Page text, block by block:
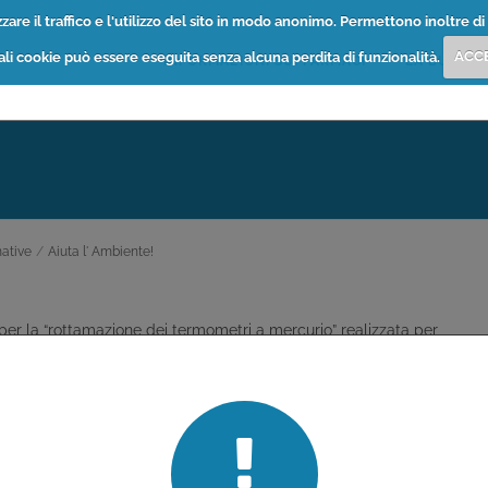
il traffico e l'utilizzo del sito in modo anonimo. Permettono inoltre
cookie può essere eseguita senza alcuna perdita di funzionalità.
INFORMAZIONI SUI FARMACI LA
/ Aiuta l' Ambiente!
la “rottamazione dei termometri a mercurio” realizzata per
non più commercializzabili a causa della tossicità del
sul banco della farmacia, dove depositare i termometri da
Scientifica ha realizzato un folder informativo